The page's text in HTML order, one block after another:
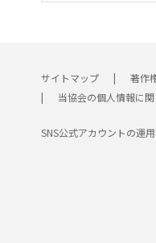
サイトマップ 著作
当協会の個人情報に
SNS公式アカウントの運